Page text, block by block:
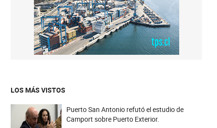
LOS MÁS VISTOS
Puerto San Antonio refutó el estudio de
Camport sobre Puerto Exterior.